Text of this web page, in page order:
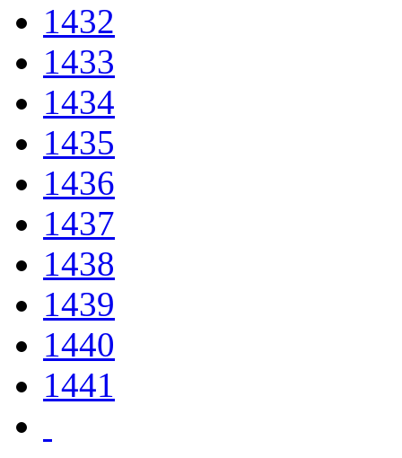
1432
1433
1434
1435
1436
1437
1438
1439
1440
1441